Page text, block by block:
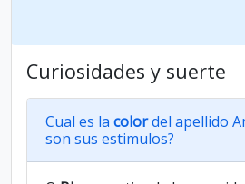
Curiosidades y suerte
Cual es la colordel apellido
son sus estimulos?